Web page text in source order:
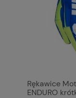
Rękawice
ENDURO